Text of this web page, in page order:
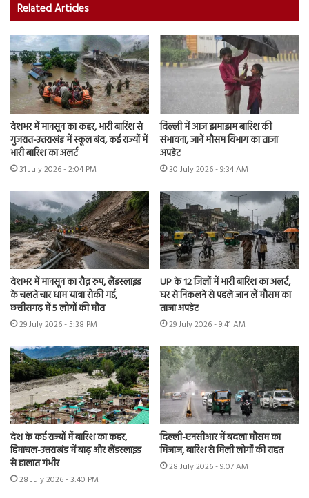
Related Articles
देशभर में मानसून का कहर, भारी बारिश से
गुजरात-उत्तराखंड में स्कूल बंद, कई राज्यों में
भारी बारिश का अलर्ट
31 July 2026 - 2:04 PM
दिल्ली में आज झमाझम बारिश की
संभावना, जानें मौसम विभाग का ताजा
अपडेट
30 July 2026 - 9:34 AM
देशभर में मानसून का रौद्र रुप, लैंडस्लाइड
के चलते चार धाम यात्रा रोकी गई,
छत्तीसगढ़ में 5 लोगों की मौत
29 July 2026 - 5:38 PM
UP के 12 जिलों में भारी बारिश का अलर्ट,
घर से निकलने से पहले जान लें मौसम का
ताजा अपडेट
29 July 2026 - 9:41 AM
देश के कई राज्यों में बारिश का कहर,
हिमाचल-उत्तराखंड में बाढ़ और लैंडस्लाइड
से हालात गंभीर
28 July 2026 - 3:40 PM
दिल्ली-एनसीआर में बदला मौसम का
मिजाज, बारिश से मिली लोगों की राहत
28 July 2026 - 9:07 AM